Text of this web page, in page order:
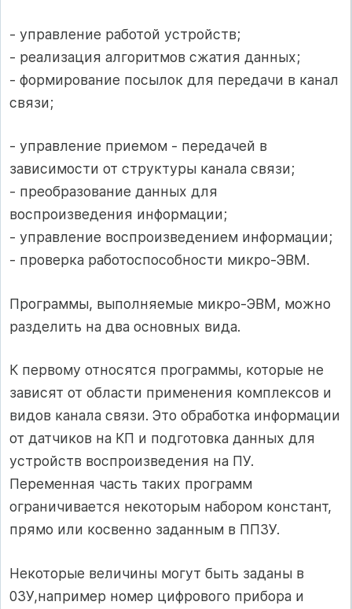
- управление работой устройств;
- реализация алгоритмов сжатия данных;
- формирование посылок для передачи в канал
связи;
- управление приемом - передачей в
зависимости от структуры канала связи;
- преобразование данных для
воспроизведения информации;
- управление воспроизведением информации;
- проверка работоспособности микро-ЭВМ.
Программы, выполняемые микро-ЭВМ, можно
разделить на два основных вида.
К первому относятся программы, которые не
зависят от области применения комплексов и
видов канала связи. Это обработка информации
от датчиков на КП и подготовка данных для
устройств воспроизведения на ПУ.
Переменная часть таких программ
ограничивается некоторым набором констант,
прямо или косвенно заданным в ППЗУ.
Некоторые величины могут быть заданы в
03У,например номер цифрового прибора и